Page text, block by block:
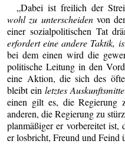
„Dabei ist freilich der
wohl zu unterscheidenvon
einer sozialpolitischen Tat
erfordert eine andere Taktik,
bei dem einen wird die
politische Leitung in den
eine Aktion, die sich des
bleibt ein letztes
einen gilt es, die Regierung
anderen, die Regierung zu
planmäßiger er vorbereitet ist,
er losbricht, Freund und Feind